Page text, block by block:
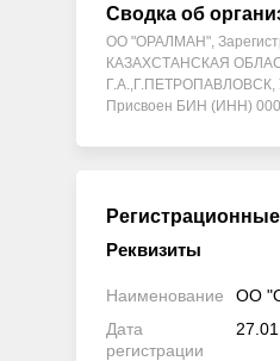
Сводка об
ОО "ОРАЛМАН",
КАЗАХСТАНСКАЯ
Присвоен БИН (ИНН)
Реквизиты
Наименование
ОО
Дата
регистрации